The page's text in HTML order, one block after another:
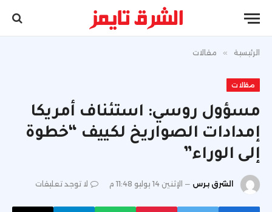
الرئيسية » مقالات
مقالات
مسؤول روسي: استئناف أمريكا
إمدادات الصواريخ لكييف “خطوة
إلى الوراء”
الشرق برس الإثنين 14 يوليو 11:48 م لا توجد تعليقات